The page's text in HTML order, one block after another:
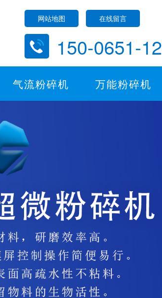
网站地图 在线留言
150-0651-
气流粉碎机 万能粉碎机